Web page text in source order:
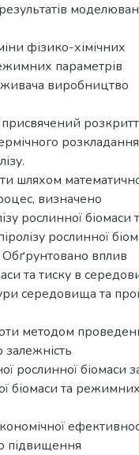
фізико-хімічних
параметрів
виробництво
присвячений
розкладання
шляхом
визначено
рослинної біомаси
рослинної
Обґрунтовано вплив
та тиску в
середовища та
методом
рослинної біомаси
біомаси та режимних
підвищення